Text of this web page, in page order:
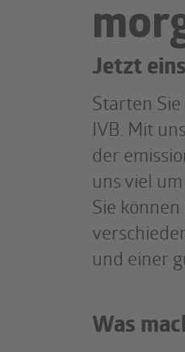
Jetzt
Starten
IVB. Mit
der
uns viel
Sie
und einer
Was